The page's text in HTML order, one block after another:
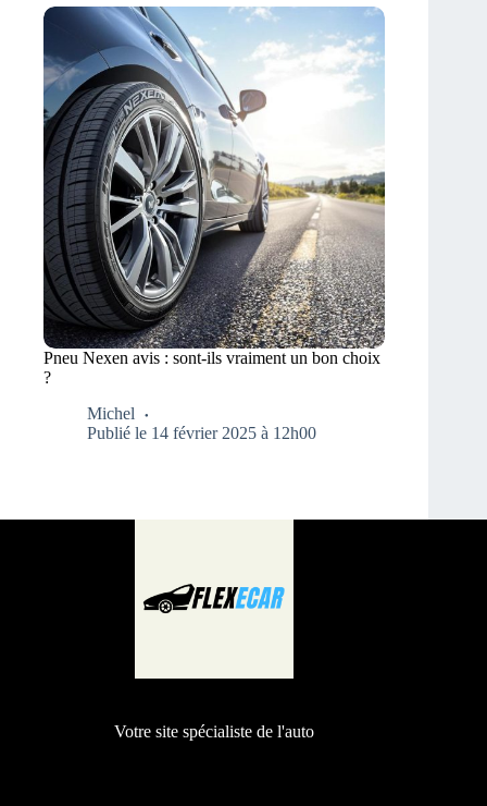
Pneu Nexen avis : sont-ils vraiment un bon choix
?
Michel
Publié le 14 février 2025 à 12h00
Votre site spécialiste de l'auto